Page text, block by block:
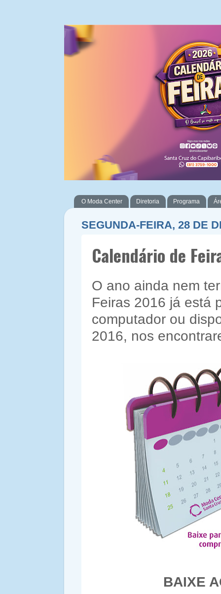
O Moda Center Diretoria Programa
SEGUNDA-FEIRA, 28 DE
Calendário de
O ano ainda nem
Feiras 2016 já está
computador ou
2016, nos
BAIXE